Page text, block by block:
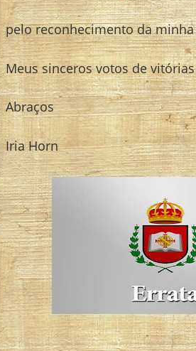
pelo reconhecimento da
Meus sinceros votos de
Abraços
Iria Horn